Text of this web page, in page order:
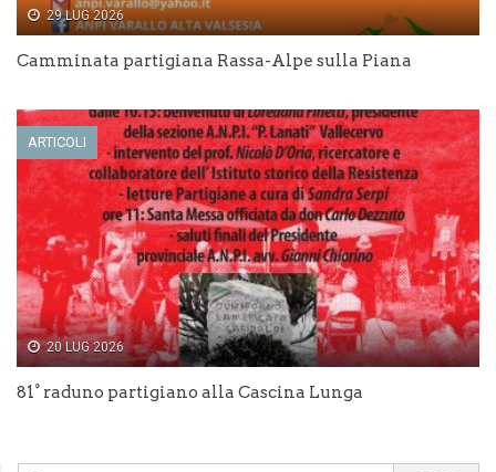
29 LUG 2026
Camminata partigiana Rassa-Alpe sulla Piana
ARTICOLI
20 LUG 2026
81° raduno partigiano alla Cascina Lunga